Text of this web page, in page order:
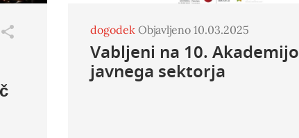
dogodek Objavljeno 10.03.2025
Vabljeni na 10. Akademijo
javnega sektorja